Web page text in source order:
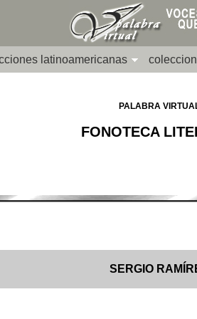
latinoamericanas
PALABRA
FONOTECA
SERGIO